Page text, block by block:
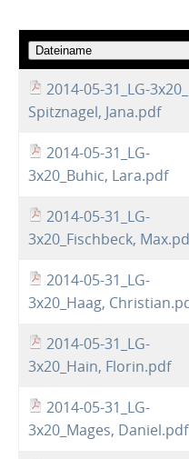
2014-05-31_LG-3x20_
Spitznagel, Jana.pdf
2014-05-31_LG-
3x20_Buhic, Lara.pdf
2014-05-31_LG-
3x20_Fischbeck,
2014-05-31_LG-
3x20_Haag,
2014-05-31_LG-
3x20_Hain, Florin.pdf
2014-05-31_LG-
3x20_Mages, Daniel.pdf